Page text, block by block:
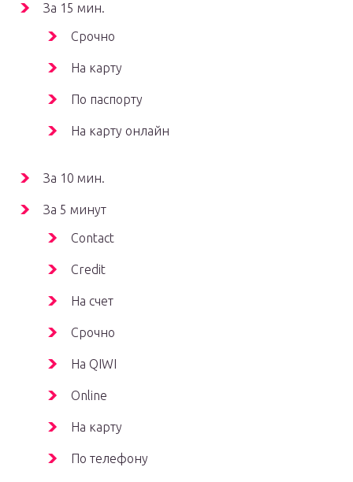
За 15 мин.
Срочно
На карту
По паспорту
На карту онлайн
За 10 мин.
За 5 минут
Contact
Credit
На счет
Срочно
На QIWI
Online
На карту
По телефону